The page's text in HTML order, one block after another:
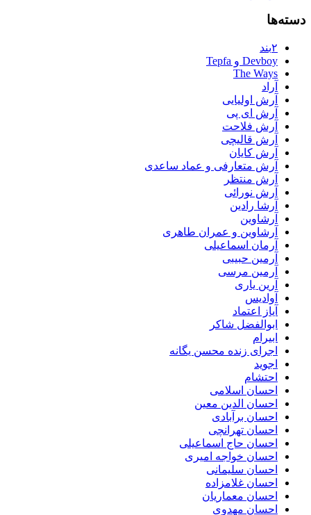
دسته‌ها
۲بند
Devboy و Tepfa
The Ways
آراد
آرش اولیایی
آرش ای پی
آرش فلاحت
آرش قالیچی
آرش کایان
آرش متعارفی و عماد ساعدی
آرش منتظر
آرش نورائی
آرشا رادین
آرشاوین
آرشاوین و عمران طاهری
آرمان اسماعیلی
آرمین حبیبی
آرمین مرسی
آرین یاری
آوادیس
آیاز اعتماد
ابوالفضل شاکر
ابیرام
اجرای زنده محسن یگانه
اجوید
احتشام
احسان اسلامی
احسان الدین معین
احسان برآبادی
احسان تهرانچی
احسان حاج اسماعیلی
احسان خواجه امیری
احسان سلیمانی
احسان غلامزاده
احسان معماریان
احسان مهدوی